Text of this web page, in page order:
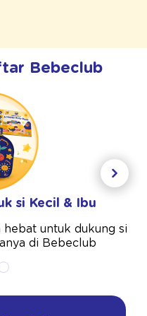
Bebeclub
si Kecil & Ibu
hebat untuk dukung si
di Bebeclub